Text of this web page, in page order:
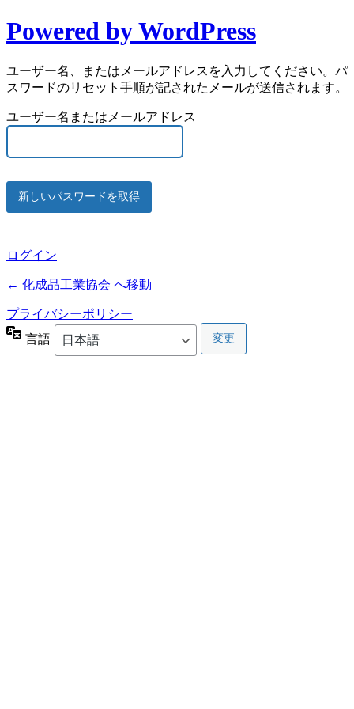
Powered by WordPress
ユーザー名、またはメールアドレスを入力してください。パ
スワードのリセット手順が記されたメールが送信されます。
ユーザー名またはメールアドレス
ログイン
← 化成品工業協会 へ移動
プライバシーポリシー
言語